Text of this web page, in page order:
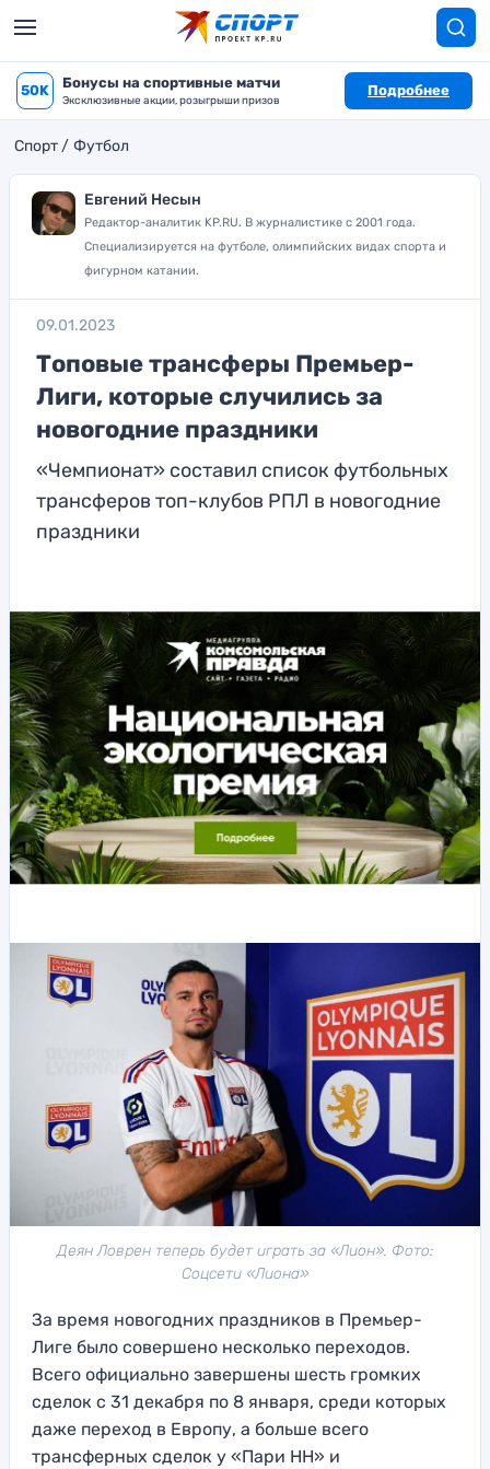
50K Бонусы на спортивные матчи
Эксклюзивные акции, розыгрыши призов
Подробнее
Спорт Футбол
Евгений Несын
Редактор-аналитик KP.RU. В журналистике с 2001 года.
Специализируется на футболе, олимпийских видах спорта и
фигурном катании.
09.01.2023
Топовые трансферы Премьер-
Лиги, которые случились за
новогодние праздники
«Чемпионат» составил список футбольных
трансферов топ-клубов РПЛ в новогодние
праздники
Деян Ловрен теперь будет играть за «Лион». Фото:
Соцсети «Лиона»
За время новогодних праздников в Премьер-
Лиге было совершено несколько переходов.
Всего официально завершены шесть громких
сделок с 31 декабря по 8 января, среди которых
даже переход в Европу, а больше всего
трансферных сделок у «Пари НН» и